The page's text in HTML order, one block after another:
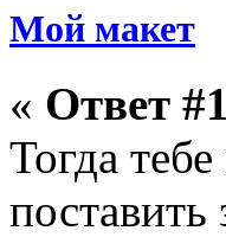
Мой макет
« Ответ
Тогда
поставить